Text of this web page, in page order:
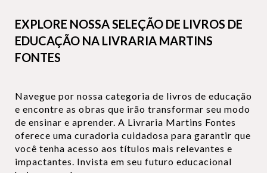
EXPLORE NOSSA SELEÇÃO DE LIVROS DE
EDUCAÇÃO NA LIVRARIA MARTINS
FONTES
Navegue por nossa categoria de livros de educação
e encontre as obras que irão transformar seu modo
de ensinar e aprender. A Livraria Martins Fontes
oferece uma curadoria cuidadosa para garantir que
você tenha acesso aos títulos mais relevantes e
impactantes. Invista em seu futuro educacional